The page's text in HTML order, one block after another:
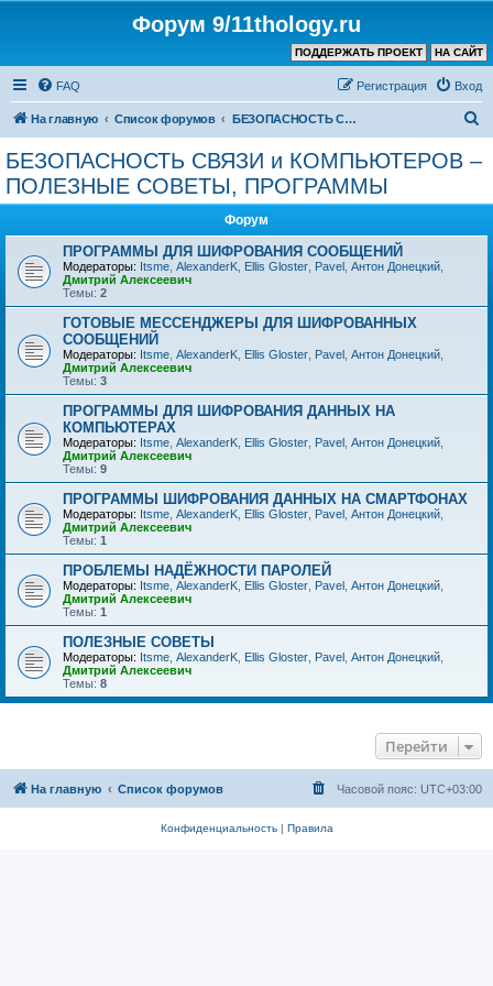
Форум 9/11thology.ru
НА САЙТ
ПОДДЕРЖАТЬ ПРОЕКТ
FAQ Вход
Регистрация
На главную Список форумов БЕЗОПАСНОСТЬ СВЯЗИ и КОМПЬЮТЕРОВ – ПОЛЕЗНЫЕ СОВЕТЫ, ПРОГРАММЫ
БЕЗОПАСНОСТЬ СВЯЗИ и КОМПЬЮТЕРОВ –
ПОЛЕЗНЫЕ СОВЕТЫ, ПРОГРАММЫ
Форум
ПРОГРАММЫ ДЛЯ ШИФРОВАНИЯ СООБЩЕНИЙ
Модераторы: Itsme AlexanderK Ellis Gloster Pavel Антон Донецкий
Дмитрий Алексеевич
Темы: 2
ГОТОВЫЕ МЕССЕНДЖЕРЫ ДЛЯ ШИФРОВАННЫХ
СООБЩЕНИЙ
Модераторы: Itsme AlexanderK Ellis Gloster Pavel Антон Донецкий
Дмитрий Алексеевич
Темы: 3
ПРОГРАММЫ ДЛЯ ШИФРОВАНИЯ ДАННЫХ НА
КОМПЬЮТЕРАХ
Модераторы: Itsme AlexanderK Ellis Gloster Pavel Антон Донецкий
Дмитрий Алексеевич
Темы: 9
ПРОГРАММЫ ШИФРОВАНИЯ ДАННЫХ НА СМАРТФОНАХ
Модераторы: Itsme AlexanderK Ellis Gloster Pavel Антон Донецкий
Дмитрий Алексеевич
Темы: 1
ПРОБЛЕМЫ НАДЁЖНОСТИ ПАРОЛЕЙ
Модераторы: Itsme AlexanderK Ellis Gloster Pavel Антон Донецкий
Дмитрий Алексеевич
Темы: 1
ПОЛЕЗНЫЕ СОВЕТЫ
Модераторы: Itsme AlexanderK Ellis Gloster Pavel Антон Донецкий
Дмитрий Алексеевич
Темы: 8
Перейти
На главную Список форумов Часовой пояс: UTC+03:00
Конфиденциальность| Правила